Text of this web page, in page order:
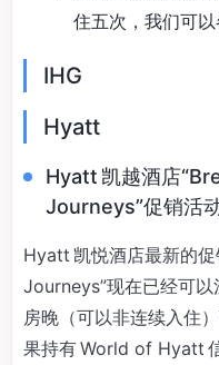
住五次，我们可以
IHG
Hyatt
Hyatt 凯越酒店
Journeys”促销活
Hyatt 凯悦酒店最新的
Journeys”现在已经可
房晚（可以非连续入住
果持有 World of Hyatt